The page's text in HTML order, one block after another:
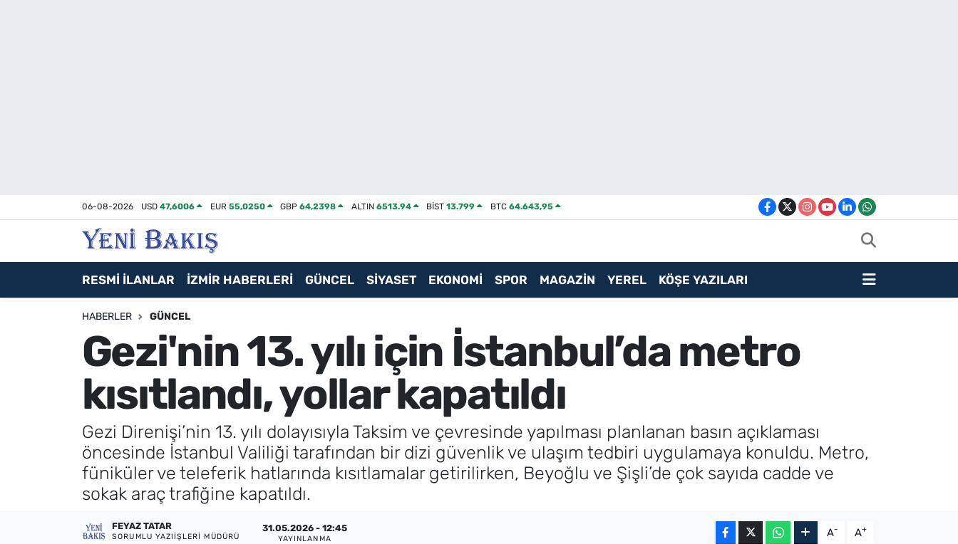
06-08-2026 USD47,6006 EUR 55,0250 GBP64,2398 ALTIN 6513.94 BİST13.799 BTC 64.643,95
RESMİ İLANLAR İZMİR HABERLERİ GÜNCEL SİYASET EKONOMİ SPOR MAGAZİN YEREL KÖŞE YAZILARI
HABERLER GÜNCEL
Gezi'nin 13. yılı için İstanbul’da metro
kısıtlandı, yollar kapatıldı
Gezi Direnişi’nin 13. yılı dolayısıyla Taksim ve çevresinde yapılması planlanan basın açıklaması
öncesinde İstanbul Valiliği tarafından bir dizi güvenlik ve ulaşım tedbiri uygulamaya konuldu. Metro,
füniküler ve teleferik hatlarında kısıtlamalar getirilirken, Beyoğlu ve Şişli’de çok sayıda cadde ve
sokak araç trafiğine kapatıldı.
FEYAZ TATAR
SORUMLU YAZIIŞLERI MÜDÜRÜ
31.05.2026 - 12:45
YAYINLANMA A- A+
Asayiş / Polis-Adliye
Magazin
İletişim